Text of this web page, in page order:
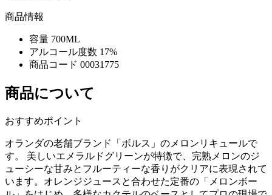
商品情報
容量 700ML
アルコール度数 17%
商品コード 00031775
商品について
おすすめポイント
オランダの老舗ブランド「ボルス」のメロンリキュールで
す。 美しいエメラルドグリーンが特徴で、完熟メロンのジ
ューシーな甘みとフルーティーな香りがクリアに表現されて
います。オレンジジュースと合わせた定番の「メロンボー